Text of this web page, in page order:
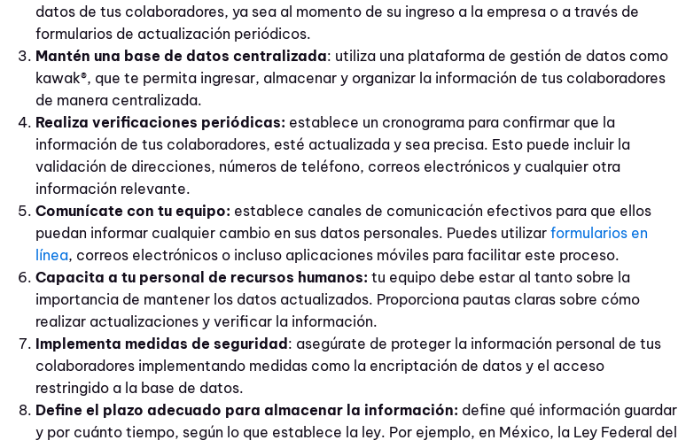
datos de tus colaboradores, ya sea al momento de su ingreso a la empresa o a través de
formularios de actualización periódicos.
Mantén una base de datos centralizada: utiliza una plataforma de gestión de datos como
kawak®, que te permita ingresar, almacenar y organizar la información de tus colaboradores
de manera centralizada.
Realiza verificaciones periódicas: establece un cronograma para confirmar que la
información de tus colaboradores, esté actualizada y sea precisa. Esto puede incluir la
validación de direcciones, números de teléfono, correos electrónicos y cualquier otra
información relevante.
Comunícate con tu equipo: establece canales de comunicación efectivos para que ellos
puedan informar cualquier cambio en sus datos personales. Puedes utilizar formularios en
línea, correos electrónicos o incluso aplicaciones móviles para facilitar este proceso.
Capacita a tu personal de recursos humanos: tu equipo debe estar al tanto sobre la
importancia de mantener los datos actualizados. Proporciona pautas claras sobre cómo
realizar actualizaciones y verificar la información.
Implementa medidas de seguridad : asegúrate de proteger la información personal de tus
colaboradores implementando medidas como la encriptación de datos y el acceso
restringido a la base de datos.
Define el plazo adecuado para almacenar la información: define qué información guardar
y por cuánto tiempo, según lo que establece la ley. Por ejemplo, en México, la Ley Federal del